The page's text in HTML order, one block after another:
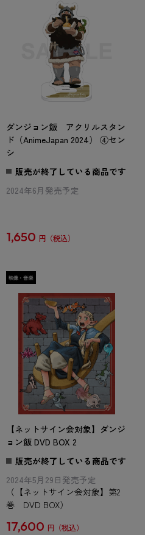
ダンジョン飯 アクリルスタン
ド（AnimeJapan 2024） ④セン
シ
販売が終了している商品です
2024年6月発売予定
1,650 円
【ネットサイン会対象】ダンジ
ョン飯 DVD BOX 2
販売が終了している商品です
2024年5月29日発売予定
（【ネットサイン会対象】第2
巻 DVD BOX）
17,600 円